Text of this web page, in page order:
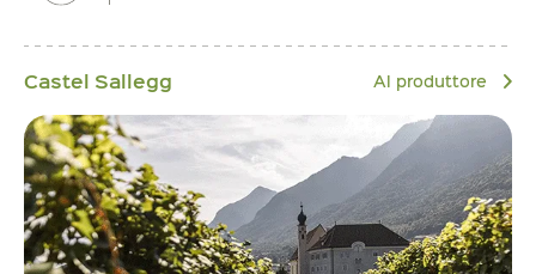
Castel Sallegg Al produttore